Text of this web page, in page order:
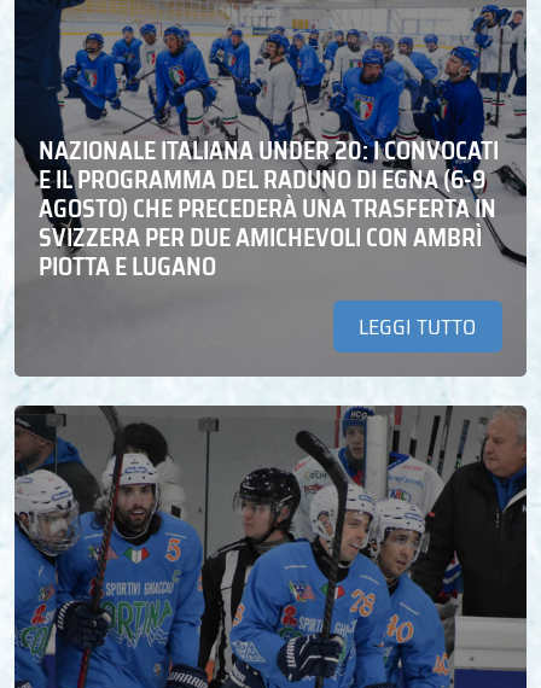
NAZIONALE ITALIANA UNDER 20: I CONVOCATI
E IL PROGRAMMA DEL RADUNO DI EGNA (6-9
AGOSTO) CHE PRECEDERÀ UNA TRASFERTA IN
SVIZZERA PER DUE AMICHEVOLI CON AMBRÌ
PIOTTA E LUGANO
LEGGI TUTTO